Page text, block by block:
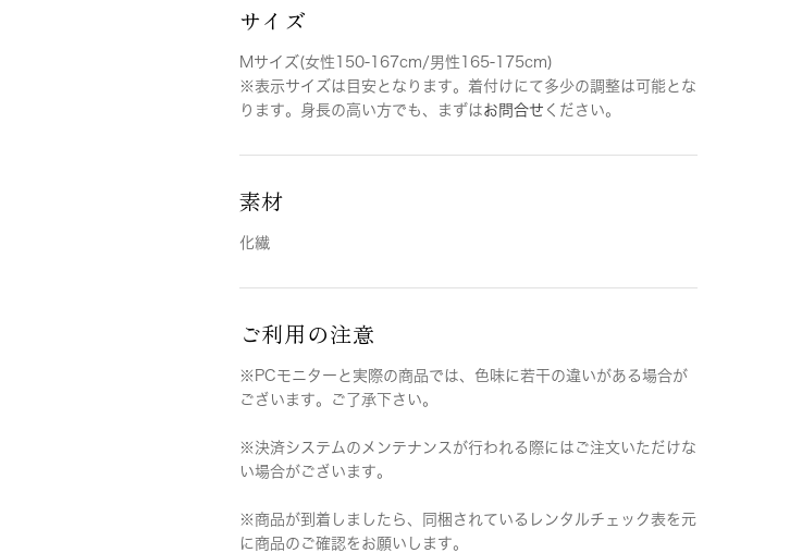
サイズ
Mサイズ(女性150-167cm/男性165-175cm)
※表示サイズは目安となります。着付けにて多少の調整は可能とな
ります。身長の高い方でも、まずはお問合せ ください。
素材
化繊
ご利用の注意
※PCモニターと実際の商品では、色味に若干の違いがある場合が
ございます。ご了承下さい。
※決済システムのメンテナンスが行われる際にはご注文いただけな
い場合がございます。
※商品が到着しましたら、同梱されているレンタルチェック表を元
に商品のご確認をお願いします。